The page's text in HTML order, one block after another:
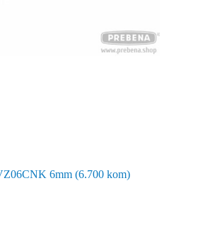
6mm (6.700 kom)